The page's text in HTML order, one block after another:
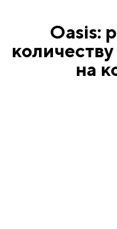
Oasis:
на